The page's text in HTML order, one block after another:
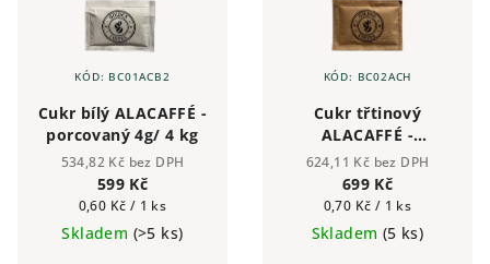
Cukr bílý ALACAFFÉ -
porcovaný 4g/ 4 kg
534,82 Kč bez DPH
599 Kč
Měrná
cena:
0,60 Kč / 1 ks
Skladem (>5 ks)
KÓD: BC01ACB2
Cukr třtinový
ALACAFFÉ -
porcovaný 4g/ 4 kg
624,11 Kč bez DPH
699 Kč
Měrná
cena:
0,70 Kč / 1 ks
Skladem (5 ks)
KÓD: BC02ACH